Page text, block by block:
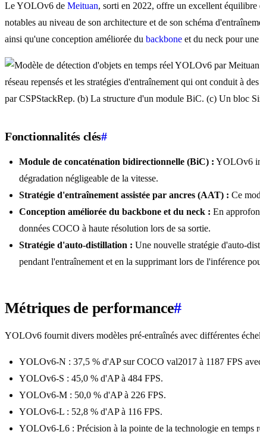
Le YOLOv6 de Meituan, sorti en 2022, offre un excellent
notables au niveau de son architecture et de son schéma
ainsi qu'une conception améliorée du backbone et du neck pour
réseau repensés et les stratégies d'entraînement qui ont conduit à
par CSPStackRep. (b) La structure d'un module BiC. (c) Un bloc
Fonctionnalités clés#
Module de concaténation bidirectionnelle (BiC) : YOLOv6
dégradation négligeable de la vitesse.
Stratégie d'entraînement assistée par ancres (AAT) : Ce
Conception améliorée du backbone et du neck : En
données COCO à haute résolution lors de sa sortie.
Stratégie d'auto-distillation : Une nouvelle stratégie d'auto-
pendant l'entraînement et en la supprimant lors de l'inférence
Métriques de performance#
YOLOv6 fournit divers modèles pré-entraînés avec différentes
YOLOv6-N : 37,5 % d'AP sur COCO val2017 à 1187 FPS
YOLOv6-S : 45,0 % d'AP à 484 FPS.
YOLOv6-M : 50,0 % d'AP à 226 FPS.
YOLOv6-L : 52,8 % d'AP à 116 FPS.
YOLOv6-L6 : Précision à la pointe de la technologie en temps